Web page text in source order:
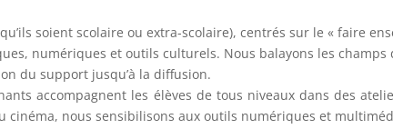
soient scolaire ou extra-scolaire), centrés sur le « faire
numériques et outils culturels. Nous balayons les champs
du support jusqu’à la diffusion.
accompagnent les élèves de tous niveaux dans des
cinéma, nous sensibilisons aux outils numériques et